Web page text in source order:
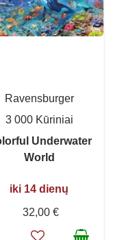
Ravensburger
3 000 Kūriniai
Underwater
World
iki 14 dienų
32,00 €